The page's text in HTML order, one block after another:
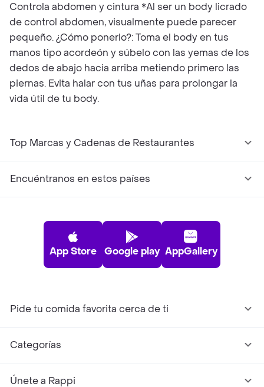
Controla abdomen y cintura *Al ser un body licrado
de control abdomen, visualmente puede parecer
pequeño. ¿Cómo ponerlo?: Toma el body en tus
manos tipo acordeón y súbelo con las yemas de los
dedos de abajo hacia arriba metiendo primero las
piernas. Evita halar con tus uñas para prolongar la
vida útil de tu body.
Top Marcas y Cadenas de Restaurantes
Encuéntranos en estos países
App Store Google play AppGallery
Pide tu comida favorita cerca de ti
Categorías
Únete a Rappi